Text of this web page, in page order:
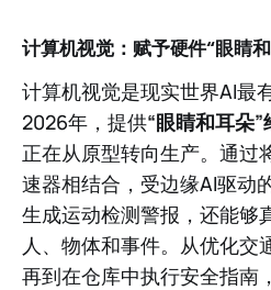
计算机视觉：赋予硬件“眼睛
计算机视觉是现实世界AI最
2026年，提供“眼睛和耳朵
正在从原型转向生产。通过
速器相结合，受边缘AI驱动
生成运动检测警报，还能够
人、物体和事件。从优化交
再到在仓库中执行安全指南